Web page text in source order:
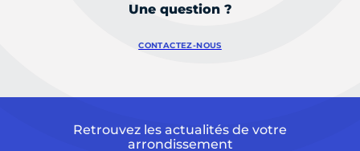
Une question ?
CONTACTEZ-NOUS
Retrouvez les actualités de votre
arrondissement